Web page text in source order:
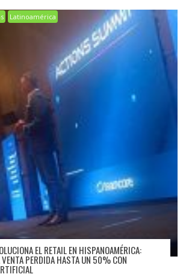
Latinoamérica
EL RETAIL EN HISPANOAMÉRICA:
VENTA PERDIDA HASTA UN 50% CON